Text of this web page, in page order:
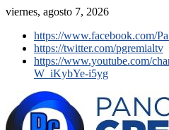
viernes, agosto 7, 2026
https://www.facebook.com/
https://twitter.com/pgremialtv
https://www.youtube.com/
W_iKybYe-i5yg